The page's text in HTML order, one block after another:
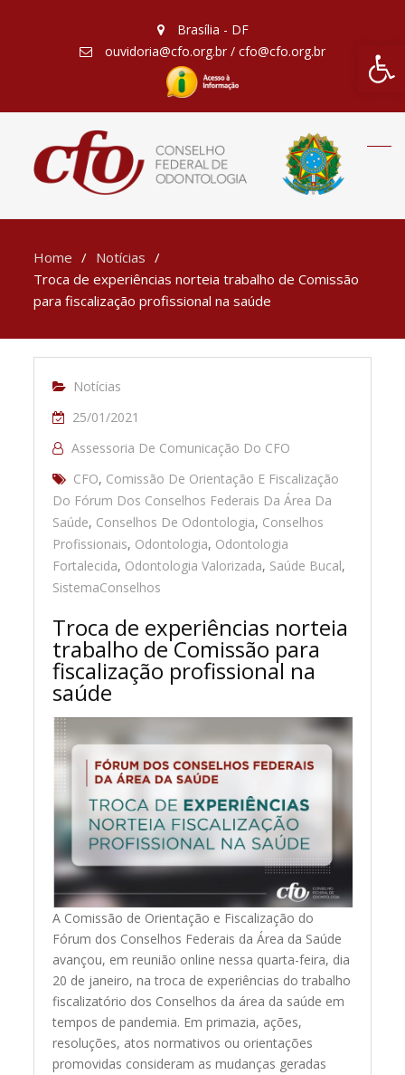
Barra
Brasília - DF
ouvidoria@cfo.org.br / cfo@cfo.org.br
Home
Notícias
Troca de experiências norteia trabalho de Comissão
para fiscalização profissional na saúde
Notícias
25/01/2021
Assessoria De Comunicação Do CFO
CFO, Comissão De Orientação E Fiscalização
Do Fórum Dos Conselhos Federais Da Área Da
Saúde, Conselhos De Odontologia, Conselhos
Profissionais, Odontologia, Odontologia
Fortalecida, Odontologia Valorizada, Saúde Bucal,
SistemaConselhos
Troca de experiências norteia
trabalho de Comissão para
fiscalização profissional na
saúde
A Comissão de Orientação e Fiscalização do
Fórum dos Conselhos Federais da Área da Saúde
avançou, em reunião online nessa quarta-feira, dia
20 de janeiro, na troca de experiências do trabalho
fiscalizatório dos Conselhos da área da saúde em
tempos de pandemia. Em primazia, ações,
resoluções, atos normativos ou orientações
promovidas consideram as mudanças geradas